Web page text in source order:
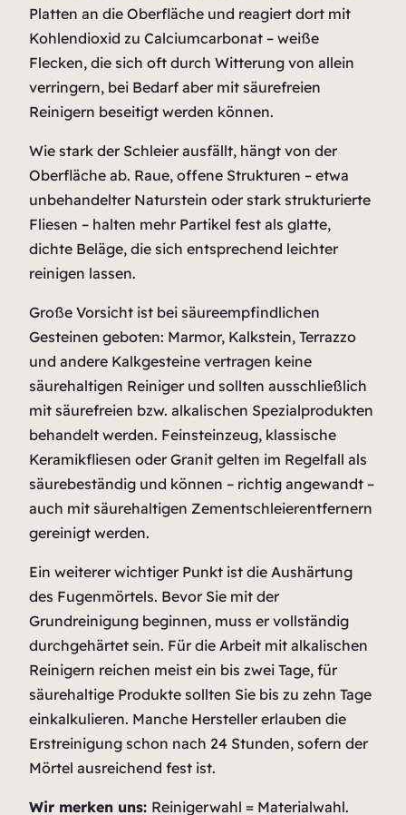
Platten an die Oberfläche und reagiert dort mit
Kohlendioxid zu Calciumcarbonat – weiße
Flecken, die sich oft durch Witterung von allein
verringern, bei Bedarf aber mit säurefreien
Reinigern beseitigt werden können.
Wie stark der Schleier ausfällt, hängt von der
Oberfläche ab. Raue, offene Strukturen – etwa
unbehandelter Naturstein oder stark strukturierte
Fliesen – halten mehr Partikel fest als glatte,
dichte Beläge, die sich entsprechend leichter
reinigen lassen.
Große Vorsicht ist bei säureempfindlichen
Gesteinen geboten: Marmor, Kalkstein, Terrazzo
und andere Kalkgesteine vertragen keine
säurehaltigen Reiniger und sollten ausschließlich
mit säurefreien bzw. alkalischen Spezialprodukten
behandelt werden. Feinsteinzeug, klassische
Keramikfliesen oder Granit gelten im Regelfall als
säurebeständig und können – richtig angewandt –
auch mit säurehaltigen Zementschleierentfernern
gereinigt werden.
Ein weiterer wichtiger Punkt ist die Aushärtung
des Fugenmörtels. Bevor Sie mit der
Grundreinigung beginnen, muss er vollständig
durchgehärtet sein. Für die Arbeit mit alkalischen
Reinigern reichen meist ein bis zwei Tage, für
säurehaltige Produkte sollten Sie bis zu zehn Tage
einkalkulieren. Manche Hersteller erlauben die
Erstreinigung schon nach 24 Stunden, sofern der
Mörtel ausreichend fest ist.
Wir merken uns: Reinigerwahl = Materialwahl.